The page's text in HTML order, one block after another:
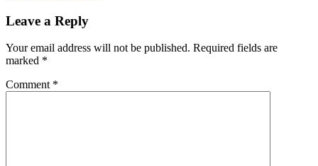
Leave a Reply
Your email address will not be published. Required fields are
marked *
Comment *